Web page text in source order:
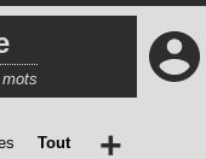
Tout +